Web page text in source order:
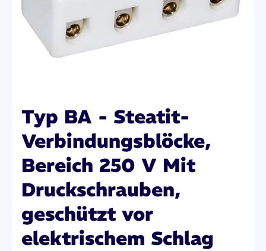
Typ BA - Steatit-
Verbindungsblöcke,
Bereich 250 V Mit
Druckschrauben,
geschützt vor
elektrischem Schlag